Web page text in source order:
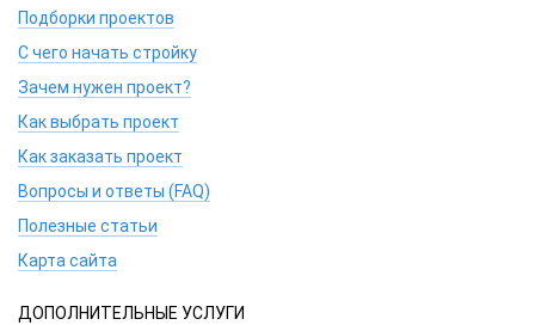
Подборки проектов
С чего начать стройку
Зачем нужен проект?
Как выбрать проект
Как заказать проект
Вопросы и ответы (FAQ)
Полезные статьи
Карта сайта
ДОПОЛНИТЕЛЬНЫЕ УСЛУГИ